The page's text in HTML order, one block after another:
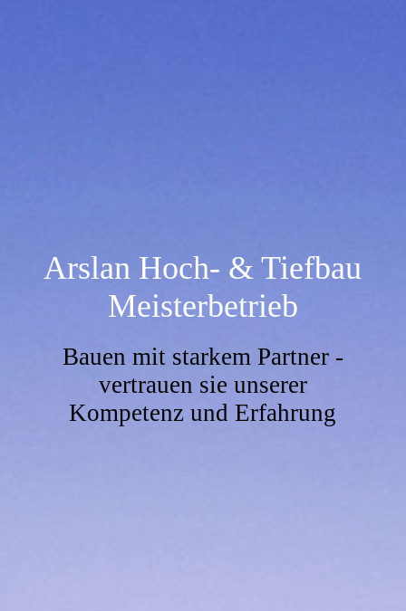
Arslan Hoch- & Tiefbau
Meisterbetrieb
Bauen mit starkem Partner -
vertrauen sie unserer
Kompetenz und Erfahrung